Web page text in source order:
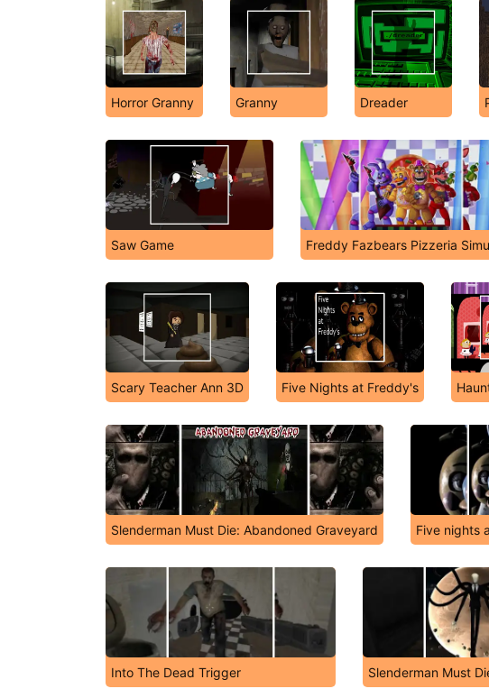
Horror Granny Granny Dreader
Saw Game Freddy Fazbears Pizzeria
Scary Teacher Ann 3D Five Nights at Freddy's
Slenderman Must Die: Abandoned Graveyard Five nights
Into The Dead Trigger Slenderman Must